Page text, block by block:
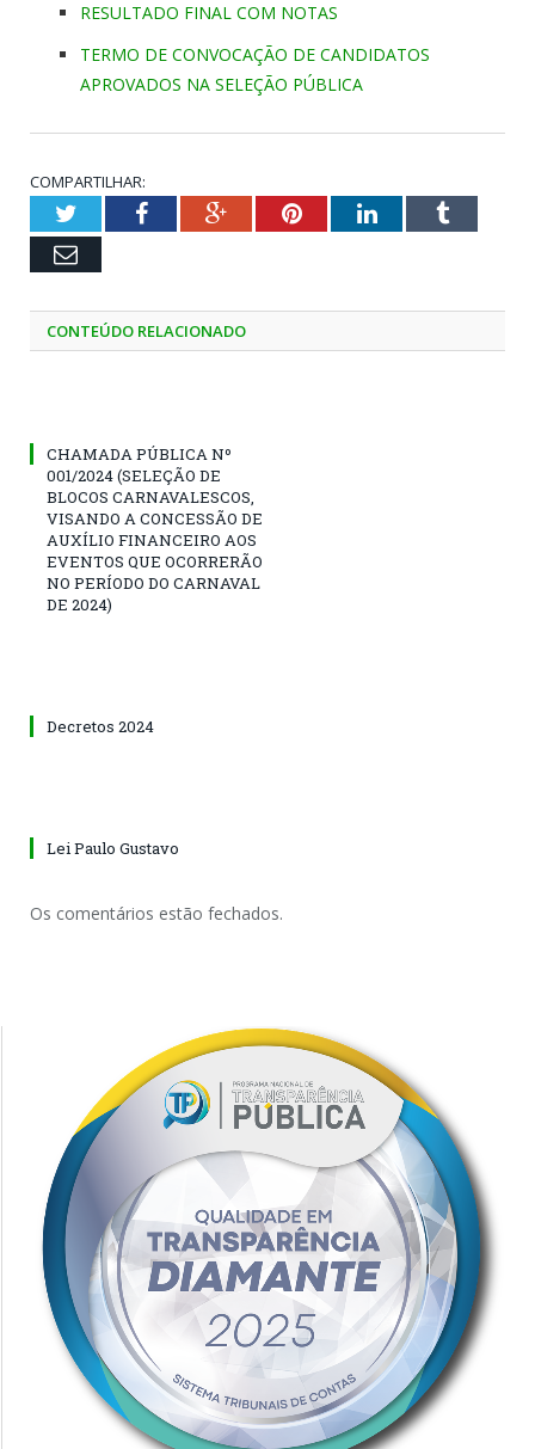
RESULTADO FINAL COM NOTAS
TERMO DE CONVOCAÇÃO DE CANDIDATOS
APROVADOS NA SELEÇÃO PÚBLICA
COMPARTILHAR:
TwitterFacebookGoogle+PinterestLinkedInTumblr
Email
CONTEÚDO RELACIONADO
CHAMADA PÚBLICA Nº
001/2024 (SELEÇÃO DE
BLOCOS CARNAVALESCOS,
VISANDO A CONCESSÃO DE
AUXÍLIO FINANCEIRO AOS
EVENTOS QUE OCORRERÃO
NO PERÍODO DO CARNAVAL
DE 2024)
Decretos 2024
Lei Paulo Gustavo
Os comentários estão fechados.